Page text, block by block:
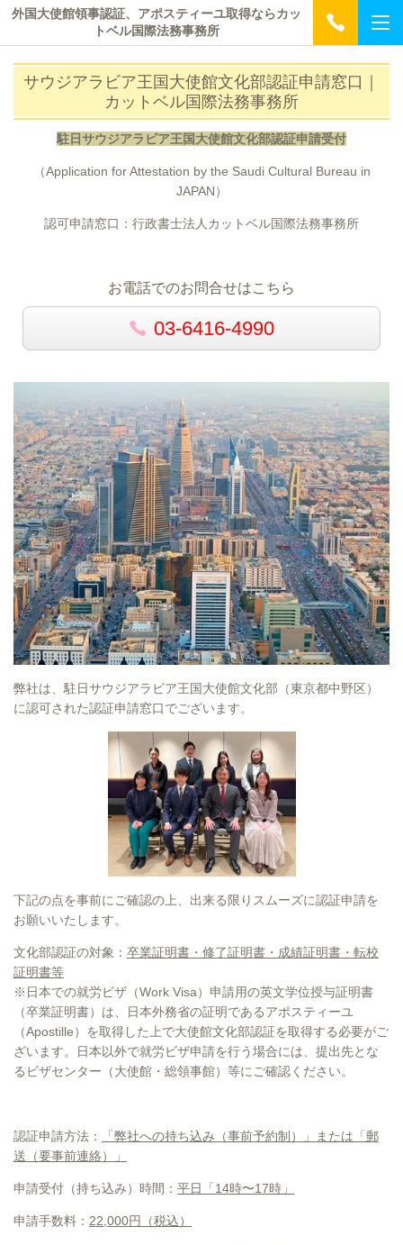
外国大使館領事認証、アポスティーユ取得ならカッ
トベル国際法務事務所
サウジアラビア王国大使館文化部認証申請窓口｜
カットベル国際法務事務所
駐日サウジアラビア王国大使館文化部認証申請受付
（Application for Attestation by the Saudi Cultural Bureau in
JAPAN）
認可申請窓口：行政書士法人カットベル国際法務事務所
お電話でのお問合せはこちら
03-6416-4990
弊社は、駐日サウジアラビア王国大使館文化部（東京都中野区）
に認可された認証申請窓口でございます。
下記の点を事前にご確認の上、出来る限りスムーズに認証申請を
お願いいたします。
文化部認証の対象： 卒業証明書・修了証明書・成績証明書・転校
証明書等
※日本での就労ビザ（Work Visa）申請用の英文学位授与証明書
（卒業証明書）は、日本外務省の証明であるアポスティーユ
（Apostille）を取得した上で大使館文化部認証を取得する必要がご
ざいます。日本以外で就労ビザ申請を行う場合には、提出先とな
るビザセンター（大使館・総領事館）等にご確認ください。
認証申請方法：
「弊社への持ち込み（事前予約制）」または「郵
送（要事前連絡）」
申請受付（持ち込み）時間： 平日「14時〜17時」
申請手数料： 22,000円（税込）